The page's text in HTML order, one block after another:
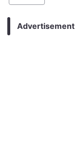
Advertisement